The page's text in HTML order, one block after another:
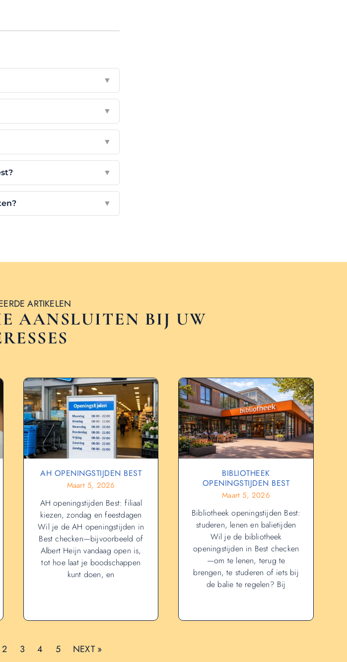
▼
▼
▼
▼
▼
ARTIKELEN
AANSLUITEN BIJ UW
AH OPENINGSTIJDEN BEST
Maart 5, 2026
AH openingstijden Best: filiaal
kiezen, zondag en feestdagen
Wil je de AH openingstijden in
Best checken—bijvoorbeeld of
Albert Heijn vandaag open is,
tot hoe laat je boodschappen
kunt doen, en
BIBLIOTHEEK
OPENINGSTIJDEN BEST
Maart 5, 2026
Bibliotheek openingstijden Best:
studeren, lenen en balietijden
Wil je de bibliotheek
openingstijden in Best checken
—om te lenen, terug te
brengen, te studeren of iets bij
de balie te regelen? Bij
2 3 4 5 NEXT »